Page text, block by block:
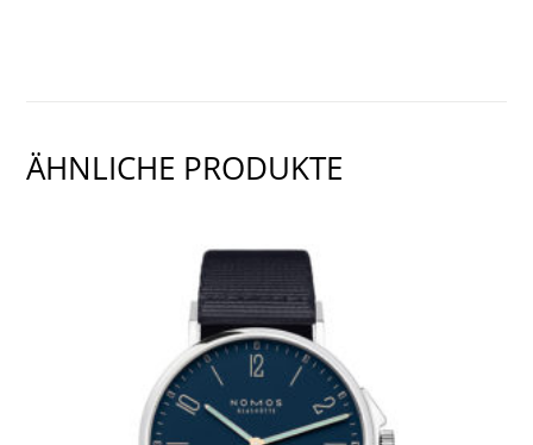
ÄHNLICHE PRODUKTE